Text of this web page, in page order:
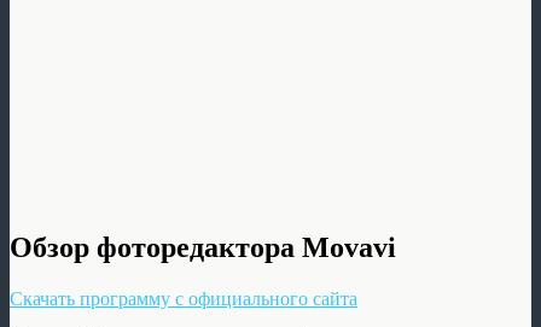
Обзор фоторедактора Movavi
Скачать программу с официального сайта